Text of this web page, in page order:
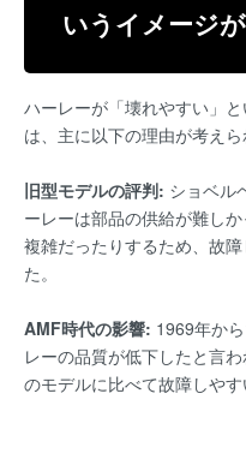
いうイメージ
ハーレーが「壊れやすい」
は、主に以下の理由が考えら
旧型モデルの評判: ショベル
ーレーは部品の供給が難し
複雑だったりするため、故
た。
AMF時代の影響: 1969年か
レーの品質が低下したと言
のモデルに比べて故障しやす